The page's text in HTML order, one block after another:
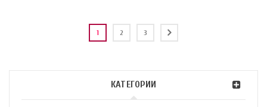
КАТЕГОРИИ
1 2 3